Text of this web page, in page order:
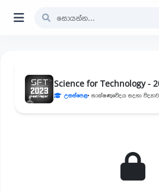
Science for Technology -
උසස්පෙළ• තාක්ෂණවේදය සදහා විද්‍යාව